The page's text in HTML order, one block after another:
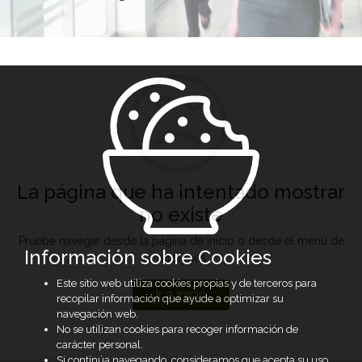
La página que ha intentado mostrar
no existe
Pruebe navegar desde la página de inicio o desde el menú de
opciones
Ir a Inicio
Información sobre Cookies
Este sitio web utiliza cookies propias y de terceros para
recopilar información que ayude a optimizar su
navegación web.
No se utilizan cookies para recoger información de
carácter personal.